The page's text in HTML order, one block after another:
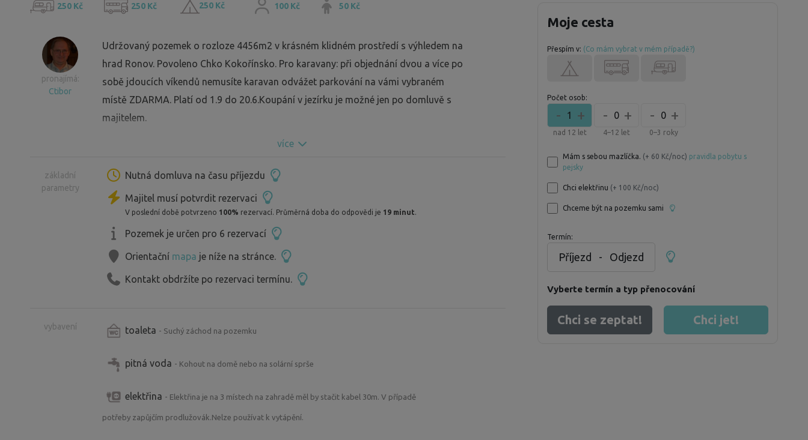
250 Kč 250 Kč 250 Kč 100 Kč 50 Kč
pronajímá:
Ctibor
Udržovaný pozemek o rozloze 4456m2 v krásném klidném prostředí s výhledem na
hrad Ronov. Povoleno Chko Kokořínsko. Pro karavany: při objednání dvou a více po
sobě jdoucích víkendů nemusíte karavan odvážet parkování na vámi vybraném
místě ZDARMA. Platí od 1.9 do 20.6.Koupání v jezírku je možné jen po domluvě s
majitelem.
více
základní
parametry
Nutná domluva na času příjezdu
Majitel musí potvrdit rezervaci
V poslední době potvrzeno 100% rezervací. Průměrná doba do odpovědi je 19 minut.
Pozemek je určen pro 6 rezervací
Orientační mapa je níže na stránce.
Kontakt obdržíte po rezervaci termínu.
vybavení toaleta - Suchý záchod na pozemku
pitná voda - Kohout na domě nebo na solární sprše
elektřina - Elektřina je na 3 místech na zahradě měl by stačit kabel 30m. V případě
potřeby zapůjčím prodlužovák.Nelze používat k vytápění.
Moje cesta
Přespím v: (Co mám vybrat v mém případě?)
Počet osob:
- +
1
nad 12 let
- +
0
4–12 let
- +
0
0–3 roky
Mám s sebou mazlíčka. (+ 60 Kč/noc) pravidla pobytu s
pejsky
Chci elektřinu (+ 100 Kč/noc)
Chceme být na pozemku sami
Termín:
Příjezd - Odjezd
Vyberte termín a typ přenocování
Chci se zeptat! Chci jet!